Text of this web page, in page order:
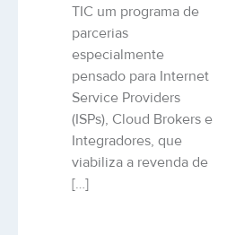
TIC um programa de
parcerias
especialmente
pensado para Internet
Service Providers
(ISPs), Cloud Brokers e
Integradores, que
viabiliza a revenda de
[…]